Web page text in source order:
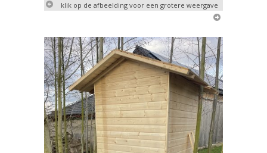
klik op de afbeelding voor een grotere weergave